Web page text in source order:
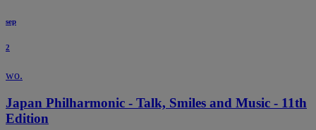
sep
2
wo.
Japan Philharmonic - Talk, Smiles and Music - 11th
Edition